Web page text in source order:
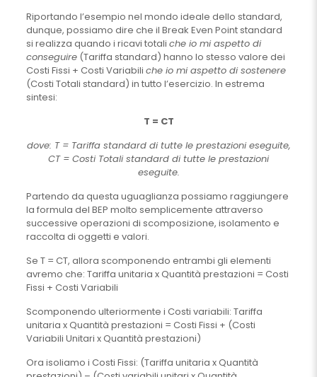
Riportando l’esempio nel mondo ideale dello standard,
dunque, possiamo dire che il Break Even Point standard
si realizza quando i ricavi totali che io mi aspetto di
conseguire(Tariffa standard) hanno lo stesso valore dei
Costi Fissi + Costi Variabili che io mi aspetto di sostenere
(Costi Totali standard) in tutto l’esercizio. In estrema
sintesi:
T = CT
dove: T = Tariffa standard di tutte le prestazioni eseguite,
CT = Costi Totali standard di tutte le prestazioni
eseguite.
Partendo da questa uguaglianza possiamo raggiungere
la formula del BEP molto semplicemente attraverso
successive operazioni di scomposizione, isolamento e
raccolta di oggetti e valori.
Se T = CT, allora scomponendo entrambi gli elementi
avremo che: Tariffa unitaria x Quantità prestazioni = Costi
Fissi + Costi Variabili
Scomponendo ulteriormente i Costi variabili: Tariffa
unitaria x Quantità prestazioni = Costi Fissi + (Costi
Variabili Unitari x Quantità prestazioni)
Ora isoliamo i Costi Fissi: (Tariffa unitaria x Quantità